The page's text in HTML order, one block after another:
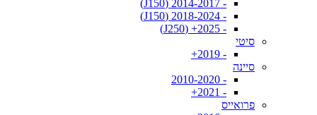
- 2014-2017 (J150)
- 2018-2024 (J150)
- 2025+ (J250)
סיטי
- 2019+
סיינה
- 2010-2020
- 2021+
פרואייס